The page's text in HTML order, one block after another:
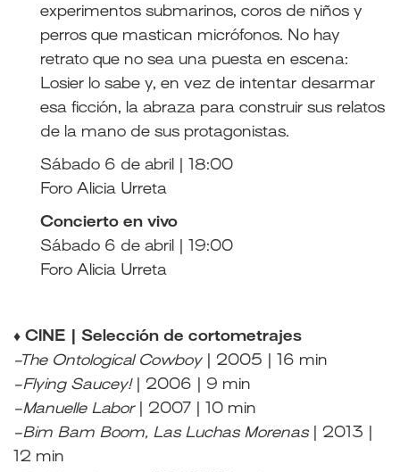
experimentos submarinos, coros de niños y
perros que mastican micrófonos. No hay
retrato que no sea una puesta en escena:
Losier lo sabe y, en vez de intentar desarmar
esa ficción, la abraza para construir sus relatos
de la mano de sus protagonistas.
Sábado 6 de abril | 18:00
Foro Alicia Urreta
Concierto en vivo
Sábado 6 de abril | 19:00
Foro Alicia Urreta
♦ CINE | Selección de cortometrajes
-The Ontological Cowboy| 2005 | 16 min
-Flying Saucey!| 2006 | 9 min
-Manuelle Labor| 2007 | 10 min
-Bim Bam Boom, Las Luchas Morenas
| 2013 |
12 min